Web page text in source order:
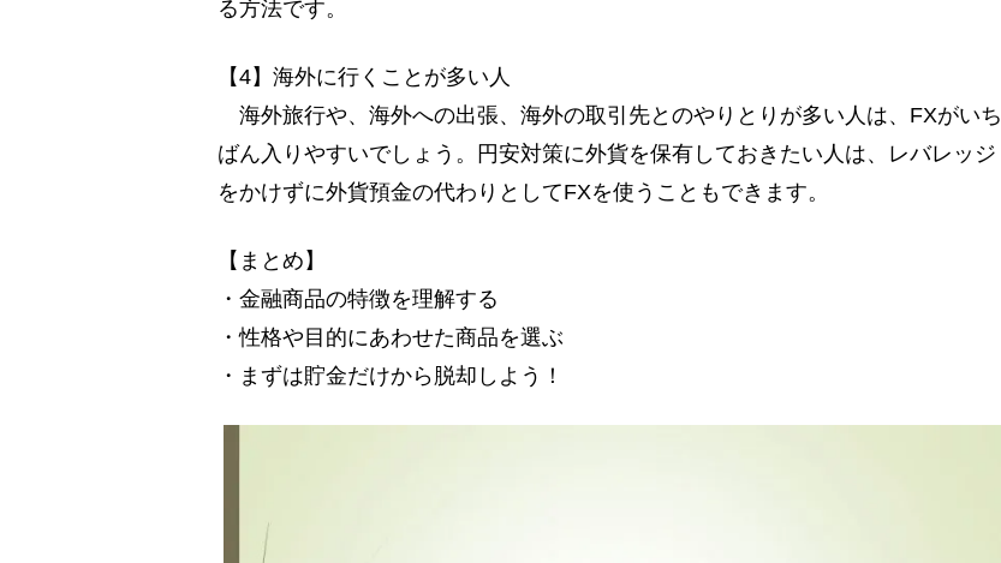
る方法です。
【4】海外に行くことが多い人
海外旅行や、海外への出張、海外の取引先とのやりとりが多い人は、FXがいち
ばん入りやすいでしょう。円安対策に外貨を保有しておきたい人は、レバレッジ
をかけずに外貨預金の代わりとしてFXを使うこともできます。
【まとめ】
・金融商品の特徴を理解する
・性格や目的にあわせた商品を選ぶ
・まずは貯金だけから脱却しよう！